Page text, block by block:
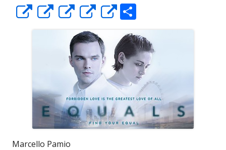
Apre
in
nuova
finestra
Apre
in
una
nuova
finestra
Apre
in
una
nuova
finestra
Apre
in
una
nuova
finestra
Apre
in
una
nuova
finestra
n
di
vi
di
Marcello Pamio